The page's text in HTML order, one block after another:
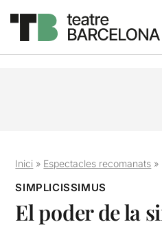
Inici » Espectacles recomanats »
SIMPLICISSIMUS
El poder de la